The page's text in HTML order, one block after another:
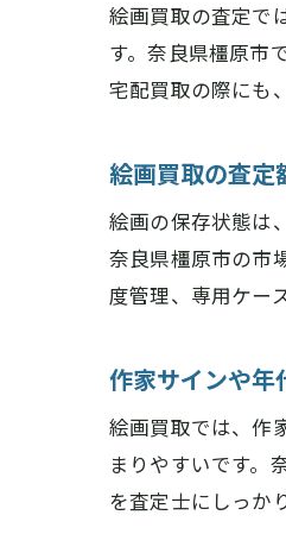
絵画買取の査定で
す。奈良県橿原市
宅配買取の際にも
絵画買取の査定
絵画の保存状態は
奈良県橿原市の市
度管理、専用ケー
作家サインや年
絵画買取では、作
まりやすいです。
を査定士にしっか